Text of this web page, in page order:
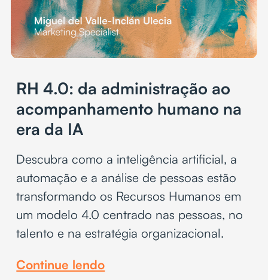
RH 4.0: da administração ao
acompanhamento humano na
era da IA
Descubra como a inteligência artificial, a
automação e a análise de pessoas estão
transformando os Recursos Humanos em
um modelo 4.0 centrado nas pessoas, no
talento e na estratégia organizacional.
Continue lendo